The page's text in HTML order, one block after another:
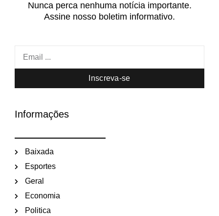
Nunca perca nenhuma notícia importante.
Assine nosso boletim informativo.
Inscreva-se
Informações
Baixada
Esportes
Geral
Economia
Politica